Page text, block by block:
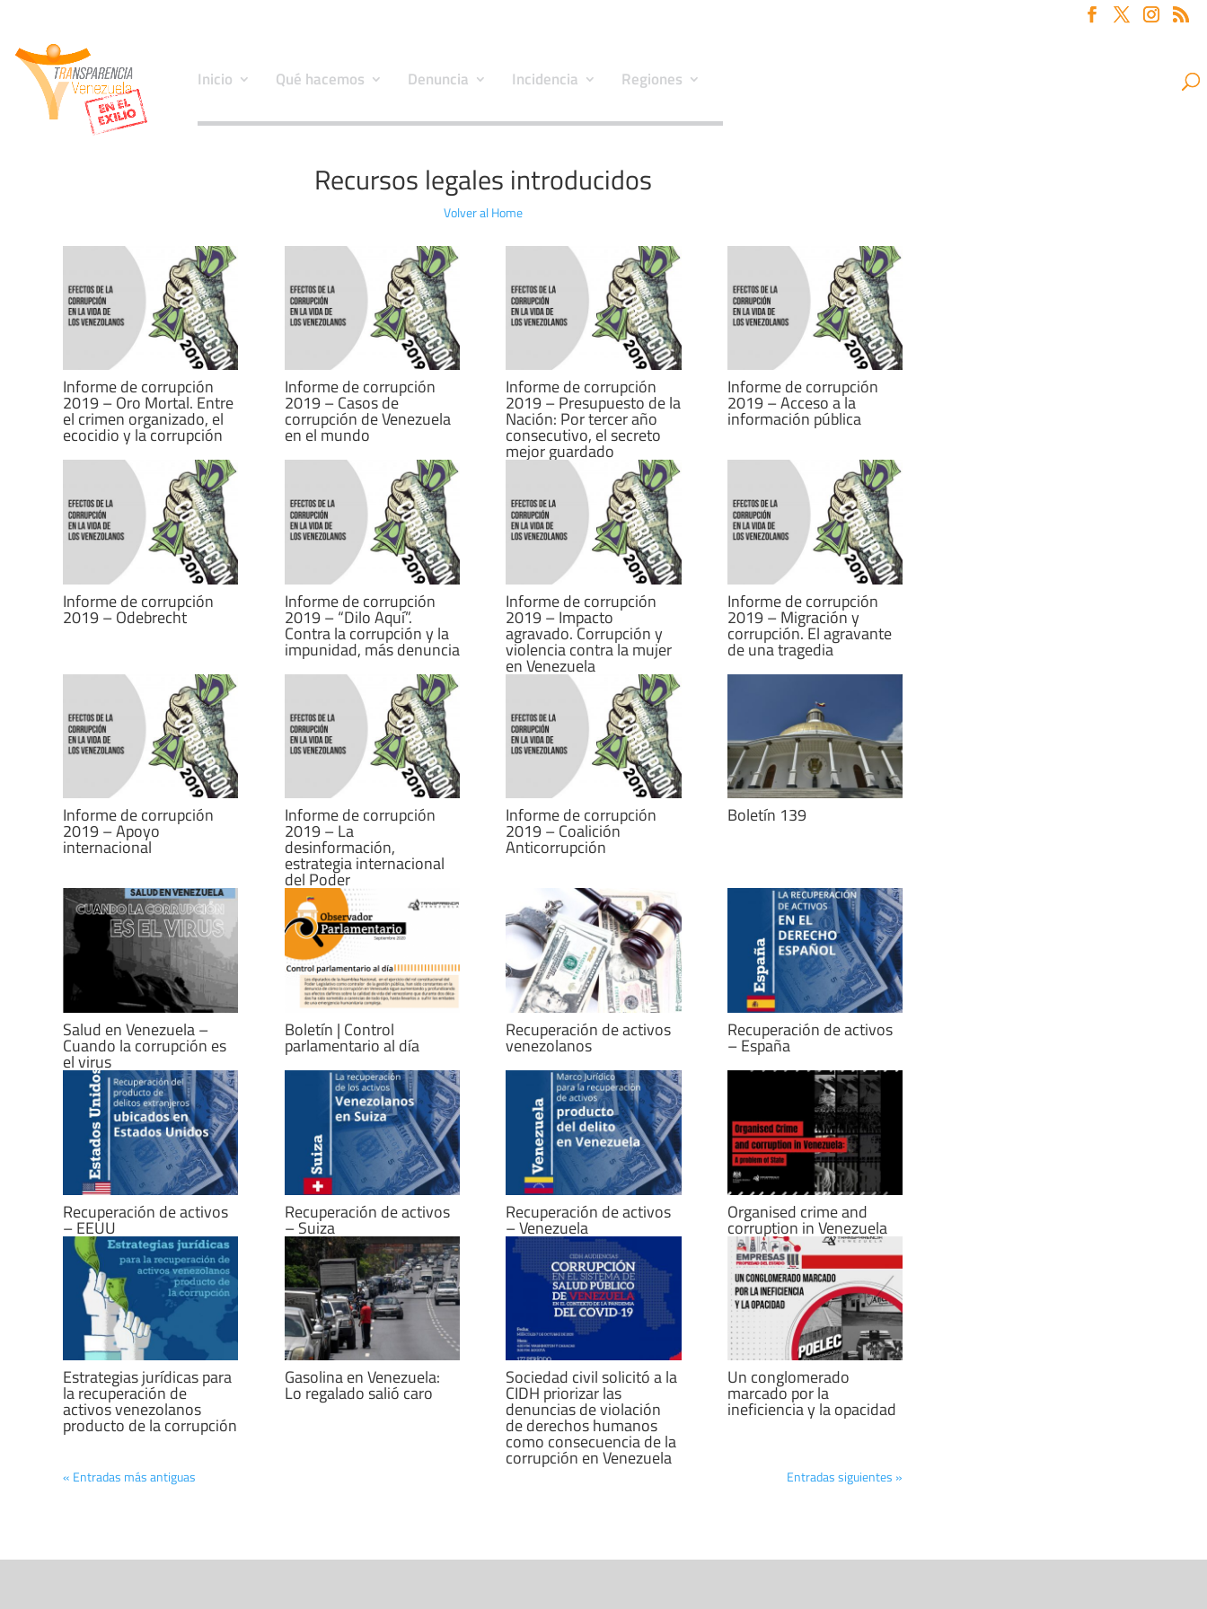
Inicio Qué hacemos Denuncia Incidencia Regiones
Recursos legales introducidos
Volver al Home
Informe de corrupción
2019 – Oro Mortal. Entre
el crimen organizado, el
ecocidio y la corrupción
Informe de corrupción
2019 – Casos de
corrupción de Venezuela
en el mundo
Informe de corrupción
2019 – Presupuesto de la
Nación: Por tercer año
consecutivo, el secreto
mejor guardado
Informe de corrupción
2019 – Acceso a la
información pública
Informe de corrupción
2019 – Odebrecht
Informe de corrupción
2019 – “Dilo Aquí”.
Contra la corrupción y la
impunidad, más denuncia
Informe de corrupción
2019 – Impacto
agravado. Corrupción y
violencia contra la mujer
en Venezuela
Informe de corrupción
2019 – Migración y
corrupción. El agravante
de una tragedia
Informe de corrupción
2019 – Apoyo
internacional
Informe de corrupción
2019 – La
desinformación,
estrategia internacional
del Poder
Informe de corrupción
2019 – Coalición
Anticorrupción
Boletín 139
Salud en Venezuela –
Cuando la corrupción es
el virus
Boletín | Control
parlamentario al día
Recuperación de activos
venezolanos
Recuperación de activos
– España
Recuperación de activos
– EEUU
Recuperación de activos
– Suiza
Recuperación de activos
– Venezuela
Organised crime and
corruption in Venezuela
Estrategias jurídicas para
la recuperación de
activos venezolanos
producto de la corrupción
Gasolina en Venezuela:
Lo regalado salió caro
Sociedad civil solicitó a la
CIDH priorizar las
denuncias de violación
de derechos humanos
como consecuencia de la
corrupción en Venezuela
Un conglomerado
marcado por la
ineficiencia y la opacidad
« Entradas más antiguas Entradas siguientes »